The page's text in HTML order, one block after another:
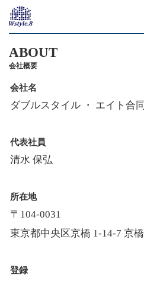
ABOUT
会社概要
会社名
ダブルスタイル ・ エイト合
代表社員
清水 保弘
所在地
〒104-0031
東京都中央区京橋 1-14-7 京
登録